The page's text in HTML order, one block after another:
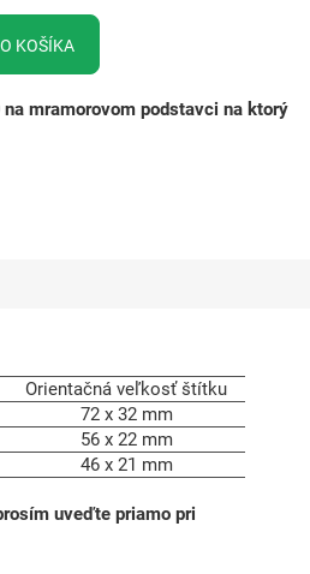
KOŠÍKA
na mramorovom podstavci na ktorý
Orientačná veľkosť štítku
72 x 32 mm
56 x 22 mm
46 x 21 mm
uveďte priamo pri